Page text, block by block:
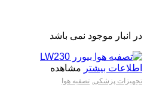
در انبار موجود نمی باشد
اطلاعات بیشتر مشاهده
تجهیزات پزشکی, تصفیه هوا